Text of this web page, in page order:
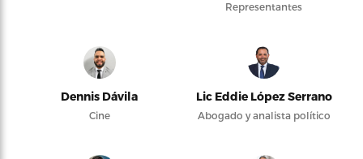
Representantes
Dennis Dávila
Cine
Lic Eddie López Serrano
Abogado y analista político